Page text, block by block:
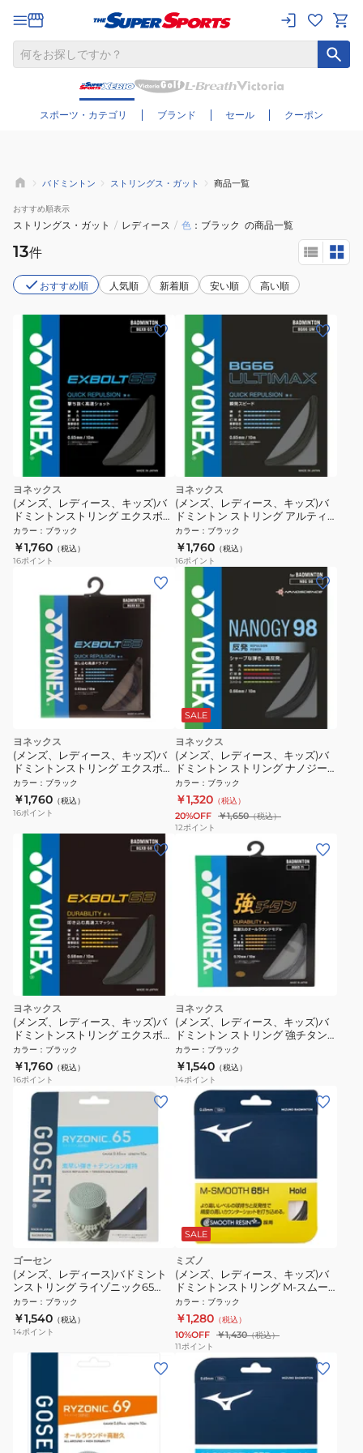
スポーツ・カテゴリ ブランド セール クーポン
さらに絞り込む
バドミントン ストリングス・ガット 商品一覧
おすすめ順表示
ストリングス・ガット / レディース / 色 ブラック の商品一覧
13件
おすすめ順 人気順 新着順 安い順 高い順
ヨネックス
(メンズ、レディース、キッズ)バ
ドミントンストリング エクスボル
ト65 BGXB65-007
カラー ： ブラック
￥1,760 （税込）
16ポイント
ヨネックス
(メンズ、レディース、キッズ)バ
ドミントン ストリング アルティ
マックス BG66UM-007
カラー ： ブラック
￥1,760 （税込）
16ポイント
ヨネックス
(メンズ、レディース、キッズ)バ
ドミントンストリング エクスボル
ト63 BGXB63-007
カラー ： ブラック
￥1,760 （税込）
16ポイント
SALE
ヨネックス
(メンズ、レディース、キッズ)バ
ドミントン ストリング ナノジー
98(NANOGY 98) NBG98-101
カラー ： ブラック
￥1,320 （税込）
20%OFF ￥1,650（税込）
12ポイント
ヨネックス
(メンズ、レディース、キッズ)バ
ドミントンストリング エクスボル
ト68 BGXB68-007
カラー ： ブラック
￥1,760 （税込）
16ポイント
ヨネックス
(メンズ、レディース、キッズ)バ
ドミントン ストリング 強チタン
BG65TI-007
カラー ： ブラック
￥1,540 （税込）
14ポイント
ゴーセン
(メンズ、レディース)バドミント
ンストリング ライゾニック65
BSRY65BK
カラー ： ブラック
￥1,540 （税込）
14ポイント
SALE
ミズノ
(メンズ、レディース、キッズ)バ
ドミントンストリング M-スムー
ス 65H 73JGA93009
カラー ： ブラック
￥1,280 （税込）
10%OFF ￥1,430（税込）
11ポイント